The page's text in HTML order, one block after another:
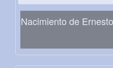
Nacimiento de